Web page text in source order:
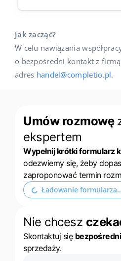
Jak zacząć?
W celu nawiązania
o bezpośredni kontakt z
adres handel@completio.pl.
Umów rozmowę
ekspertem
Wypełnij krótki formularz
odezwiemy się, żeby
zaproponować termin
Rozwiń formularz
Nie chcesz
Skontaktuj się
sprzedaży.